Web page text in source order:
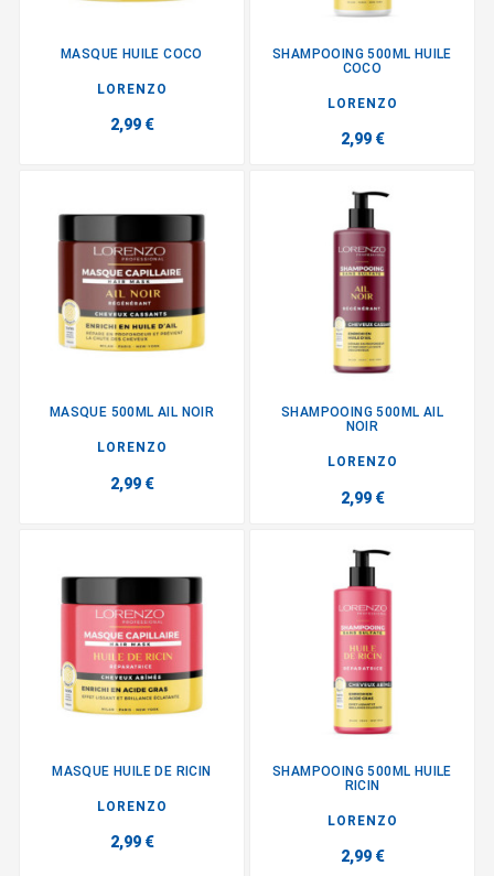
MASQUE HUILE COCO
LORENZO
2,99 €
SHAMPOOING 500ML HUILE
COCO
LORENZO
2,99 €
MASQUE 500ML AIL NOIR
LORENZO
2,99 €
SHAMPOOING 500ML AIL
NOIR
LORENZO
2,99 €
MASQUE HUILE DE RICIN
LORENZO
2,99 €
SHAMPOOING 500ML HUILE
RICIN
LORENZO
2,99 €